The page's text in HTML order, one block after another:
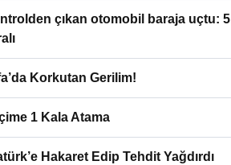
çıkan otomobil baraja uçtu: 5
Korkutan Gerilim!
1 Kala Atama
Hakaret Edip Tehdit Yağdırdı